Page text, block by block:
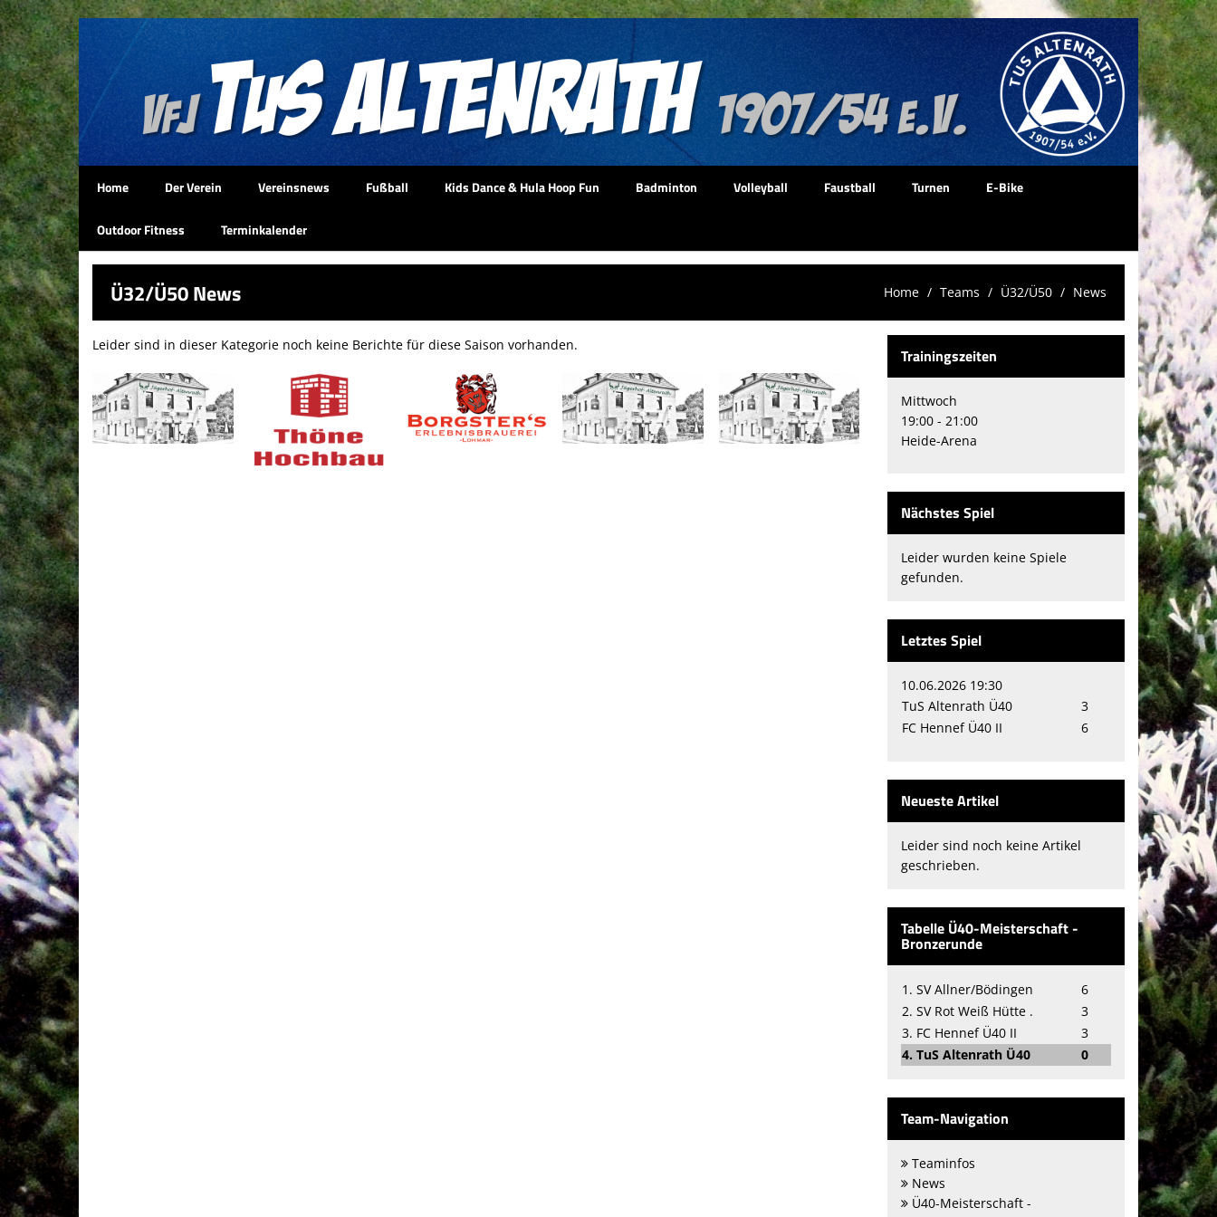
Home Der Verein Vereinsnews Fußball Kids Dance & Hula Hoop Fun Badminton Volleyball Faustball Turnen E-Bike
Outdoor Fitness Terminkalender
Ü32/Ü50 News Home Teams Ü32/Ü50 News
Leider sind in dieser Kategorie noch keine Berichte für diese Saison vorhanden.
Trainingszeiten
Mittwoch
19:00 - 21:00
Heide-Arena
Nächstes Spiel
Leider wurden keine Spiele
gefunden.
Letztes Spiel
10.06.2026 19:30
TuS Altenrath Ü40
3
FC Hennef Ü40 II
6
Neueste Artikel
Leider sind noch keine Artikel
geschrieben.
Tabelle Ü40-Meisterschaft -
Bronzerunde
1. SV Allner/Bödingen
6
2. SV Rot Weiß Hütte .
3
3. FC Hennef Ü40 II
3
4. TuS Altenrath Ü40
0
Team-Navigation
Teaminfos
News
Ü40-Meisterschaft -